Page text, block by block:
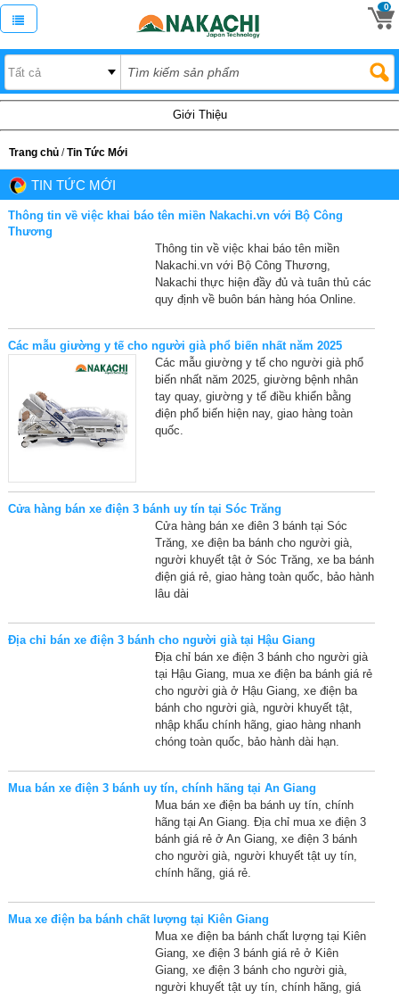
0
Giới Thiệu
Trang chủ /Tin Tức Mới
TIN TỨC MỚI
Thông tin về việc khai báo tên miền Nakachi.vn với Bộ Công
Thương
Thông tin về việc khai báo tên miền
Nakachi.vn với Bộ Công Thương,
Nakachi thực hiện đầy đủ và tuân thủ các
quy định về buôn bán hàng hóa Online.
Các mẫu giường y tế cho người già phổ biến nhất năm 2025
Các mẫu giường y tế cho người già phổ
biến nhất năm 2025, giường bệnh nhân
tay quay, giường y tế điều khiển bằng
điện phổ biến hiện nay, giao hàng toàn
quốc.
Cửa hàng bán xe điện 3 bánh uy tín tại Sóc Trăng
Cửa hàng bán xe điên 3 bánh tại Sóc
Trăng, xe điện ba bánh cho người già,
người khuyết tật ở Sóc Trăng, xe ba bánh
điện giá rẻ, giao hàng toàn quốc, bảo hành
lâu dài
Địa chỉ bán xe điện 3 bánh cho người già tại Hậu Giang
Địa chỉ bán xe điện 3 bánh cho người già
tại Hậu Giang, mua xe điện ba bánh giá rẻ
cho người già ở Hậu Giang, xe điện ba
bánh cho người già, người khuyết tật,
nhập khẩu chính hãng, giao hàng nhanh
chóng toàn quốc, bảo hành dài hạn.
Mua bán xe điện 3 bánh uy tín, chính hãng tại An Giang
Mua bán xe điện ba bánh uy tín, chính
hãng tại An Giang. Địa chỉ mua xe điện 3
bánh giá rẻ ở An Giang, xe điện 3 bánh
cho người già, người khuyết tật uy tín,
chính hãng, giá rẻ.
Mua xe điện ba bánh chất lượng tại Kiên Giang
Mua xe điện ba bánh chất lượng tại Kiên
Giang, xe điện 3 bánh giá rẻ ở Kiên
Giang, xe điện 3 bánh cho người già,
người khuyết tật uy tín, chính hãng, giá